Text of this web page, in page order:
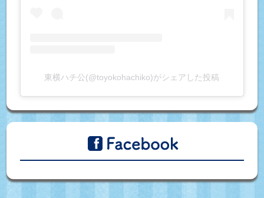
東横ハチ公(@toyokohachiko)がシェアした投稿